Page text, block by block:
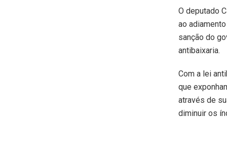
O deputado
ao
sanção do
antibaixaria.
Com a lei
que
através de
diminuir os